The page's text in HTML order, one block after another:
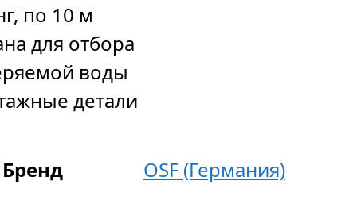
по 10 м
для отбора
воды
детали
Бренд OSF (Германия)